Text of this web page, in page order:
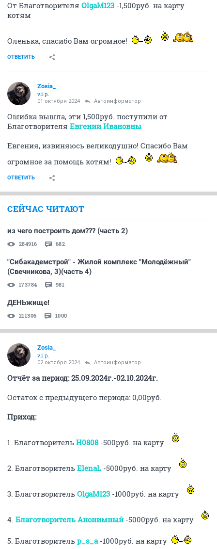
От Благотворителя OlgaM123 -1,500руб. на карту
котям
Оленька, спасибо Вам огромное!
ОТВЕТИТЬ
Zosia_
v.i.p.
01 октября 2024 Автоинформатор
Ошибка вышла, эти 1,500руб. поступили от
Благотворителя Евгении Ивановны
Евгения, извиняюсь великодушно! Спасибо Вам
огромное за помощь котям!
ОТВЕТИТЬ
СЕЙЧАС ЧИТАЮТ
из чего построить дом??? (часть 2)
284916 682
"Сибакадемстрой" - Жилой комплекс "Молодёжный"
(Свечникова, 3)(часть 4)
173784 981
ДЕНЬжище!
211306 1000
Zosia_
v.i.p.
02 октября 2024 Автоинформатор
Отчёт за период: 25.09.2024г.-02.10.2024г.
Остаток с предыдущего периода: 0,00руб.
Приход:
1. Благотворитель H0808 -500руб. на карту
2. Благотворитель ElenaL -5000руб. на карту
3. Благотворитель OlgaM123 -1000руб. на карту
4. Благотворитель Анонимный -5000руб. на карту
5. Благотворитель p_s_a -1000руб. на карту